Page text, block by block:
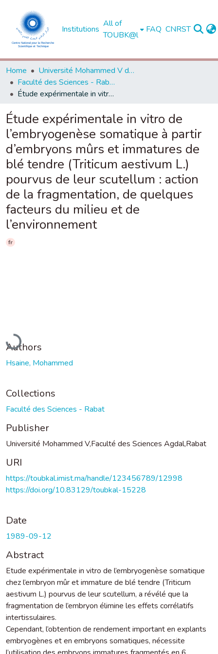
Institutions
All of
TOUBK@l
FAQ CNRST
Home
Université Mohammed V de Rabat
Faculté des Sciences - Rabat
Étude expérimentale in vitro de l’embryogenèse somatique à partir d’embryons mûrs et immatures de blé tendre (Triticum aestivum L.) pourvus de leur scutellum : action de la fragmentation, de quelques facteurs du milieu et de l’environnement
Étude expérimentale in vitro de
l’embryogenèse somatique à partir
d’embryons mûrs et immatures de
blé tendre (Triticum aestivum L.)
pourvus de leur scutellum : action
de la fragmentation, de quelques
facteurs du milieu et de
l’environnement
fr
Loading...
Authors
Hsaine, Mohammed
Collections
Faculté des Sciences - Rabat
Publisher
Université Mohammed V,Faculté des Sciences Agdal,Rabat
URI
https://toubkal.imist.ma/handle/123456789/12998
https://doi.org/10.83129/toubkal-15228
Date
1989-09-12
Abstract
Etude expérimentale in vitro de l’embryogenèse somatique
chez l’embryon mûr et immature de blé tendre (Triticum
aestivum L.) pourvus de leur scutellum, a révélé que la
fragmentation de l’embryon élimine les effets corrélatifs
intertissulaires.
Cependant, l’obtention de rendement important en explants
embryogènes et en embryons somatiques, nécessite